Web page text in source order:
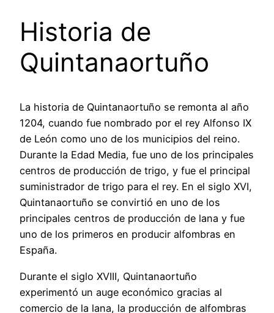
Historia de
Quintanaortuño
La historia de Quintanaortuño se remonta al año
1204, cuando fue nombrado por el rey Alfonso IX
de León como uno de los municipios del reino.
Durante la Edad Media, fue uno de los principales
centros de producción de trigo, y fue el principal
suministrador de trigo para el rey. En el siglo XVI,
Quintanaortuño se convirtió en uno de los
principales centros de producción de lana y fue
uno de los primeros en producir alfombras en
España.
Durante el siglo XVIII, Quintanaortuño
experimentó un auge económico gracias al
comercio de la lana, la producción de alfombras